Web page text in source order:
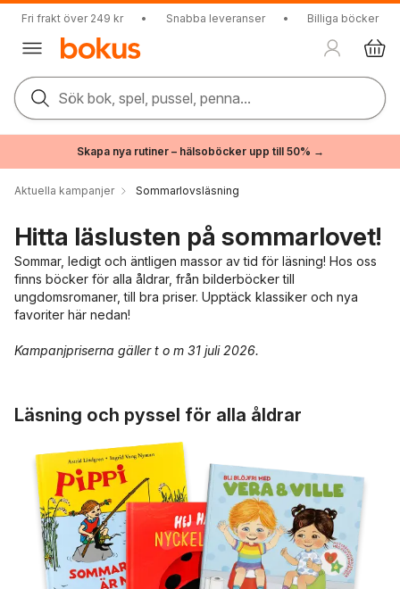
Fri frakt över 249 kr • Snabba leveranser • Billiga böcker
Sök bok, spel, pussel, penna...
Skapa nya rutiner – hälsoböcker upp till 50% →
Aktuella kampanjer Sommarlovsläsning
Hitta läslusten på sommarlovet!
Sommar, ledigt och äntligen massor av tid för läsning! Hos oss
finns böcker för alla åldrar, från bilderböcker till
ungdomsromaner, till bra priser. Upptäck klassiker och nya
favoriter här nedan!
Kampanjpriserna gäller t o m 31 juli 2026.
Läsning och pyssel för alla åldrar